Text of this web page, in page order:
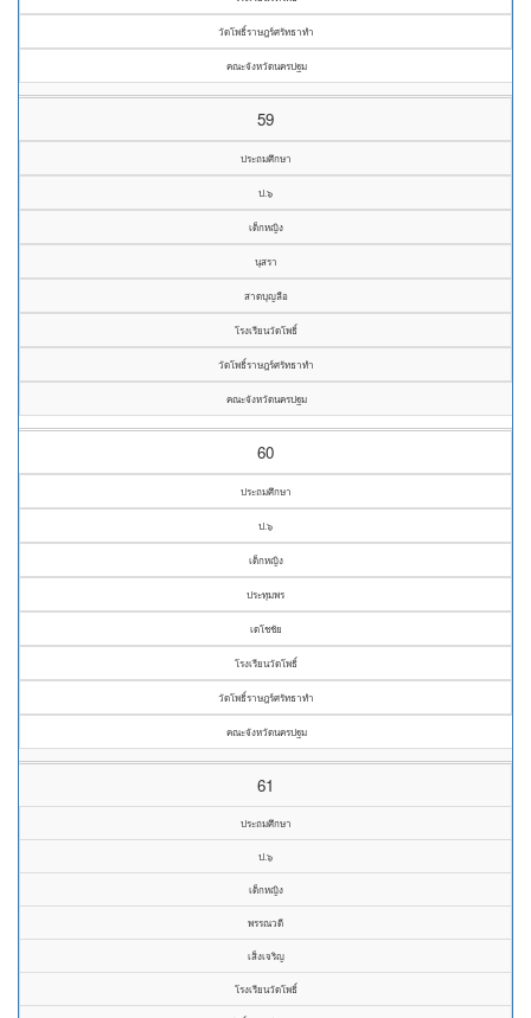
วัดโพธิ์ราษฎร์ศรัทธาทำ
คณะจังหวัดนครปฐม
59
ประถมศึกษา
ป.๖
เด็กหญิง
นุสรา
สาดบุญลือ
โรงเรียนวัดโพธิ์
วัดโพธิ์ราษฎร์ศรัทธาทำ
คณะจังหวัดนครปฐม
60
ประถมศึกษา
ป.๖
เด็กหญิง
ประทุมพร
เดโชชัย
โรงเรียนวัดโพธิ์
วัดโพธิ์ราษฎร์ศรัทธาทำ
คณะจังหวัดนครปฐม
61
ประถมศึกษา
ป.๖
เด็กหญิง
พรรณวดี
เส็งเจริญ
โรงเรียนวัดโพธิ์